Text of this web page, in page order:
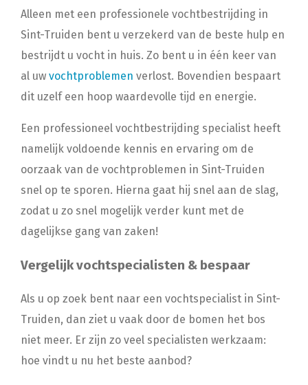
Alleen met een professionele vochtbestrijding in
Sint-Truiden bent u verzekerd van de beste hulp en
bestrijdt u vocht in huis. Zo bent u in één keer van
al uw vochtproblemen verlost. Bovendien bespaart
dit uzelf een hoop waardevolle tijd en energie.
Een professioneel vochtbestrijding specialist heeft
namelijk voldoende kennis en ervaring om de
oorzaak van de vochtproblemen in Sint-Truiden
snel op te sporen. Hierna gaat hij snel aan de slag,
zodat u zo snel mogelijk verder kunt met de
dagelijkse gang van zaken!
Vergelijk vochtspecialisten & bespaar
Als u op zoek bent naar een vochtspecialist in Sint-
Truiden, dan ziet u vaak door de bomen het bos
niet meer. Er zijn zo veel specialisten werkzaam:
hoe vindt u nu het beste aanbod?